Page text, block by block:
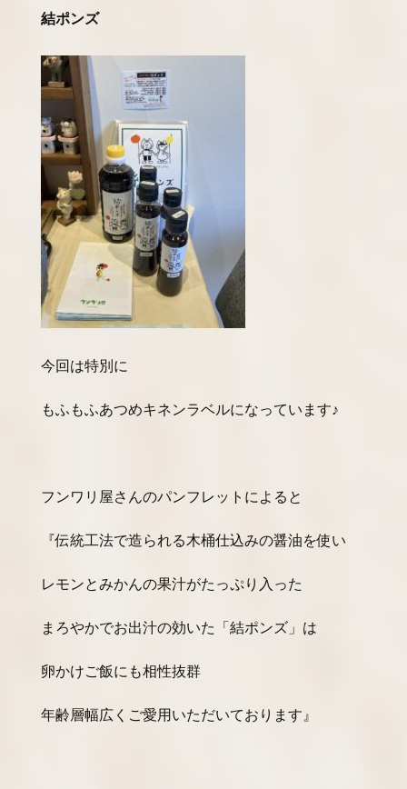
結ポンズ
今回は特別に
もふもふあつめキネンラベルになっています♪
フンワリ屋さんのパンフレットによると
『伝統工法で造られる木桶仕込みの醤油を使い
レモンとみかんの果汁がたっぷり入った
まろやかでお出汁の効いた「結ポンズ」は
卵かけご飯にも相性抜群
年齢層幅広くご愛用いただいております』